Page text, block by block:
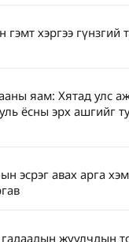
гэмт хэргээ гүнзгий
яам: Хятад улс
ёсны эрх ашгийг
эсрэг авах арга
жуулчдын